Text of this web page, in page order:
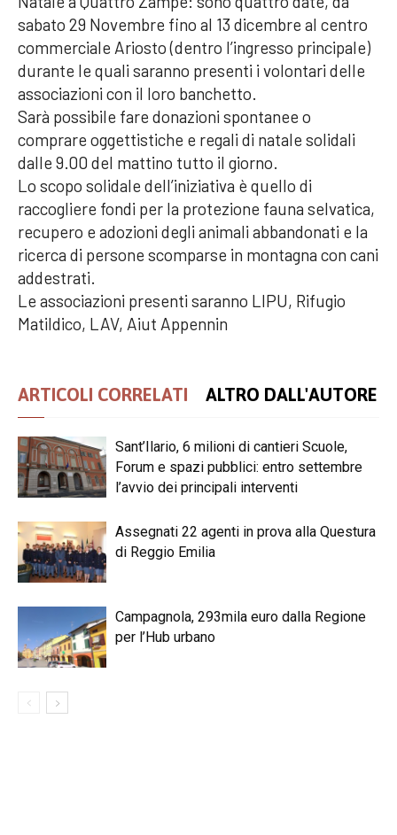
sabato 29 Novembre fino al 13 dicembre al centro
commerciale Ariosto (dentro l’ingresso principale)
durante le quali saranno presenti i volontari delle
associazioni con il loro banchetto.
Sarà possibile fare donazioni spontanee o
comprare oggettistiche e regali di natale solidali
dalle 9.00 del mattino tutto il giorno.
Lo scopo solidale dell’iniziativa è quello di
raccogliere fondi per la protezione fauna selvatica,
recupero e adozioni degli animali abbandonati e la
ricerca di persone scomparse in montagna con cani
addestrati.
Le associazioni presenti saranno LIPU, Rifugio
Matildico, LAV, Aiut Appennin
ARTICOLI CORRELATI ALTRO DALL'AUTORE
Sant’Ilario, 6 milioni di cantieri Scuole,
Forum e spazi pubblici: entro settembre
l’avvio dei principali interventi
Assegnati 22 agenti in prova alla Questura
di Reggio Emilia
Campagnola, 293mila euro dalla Regione
per l’Hub urbano